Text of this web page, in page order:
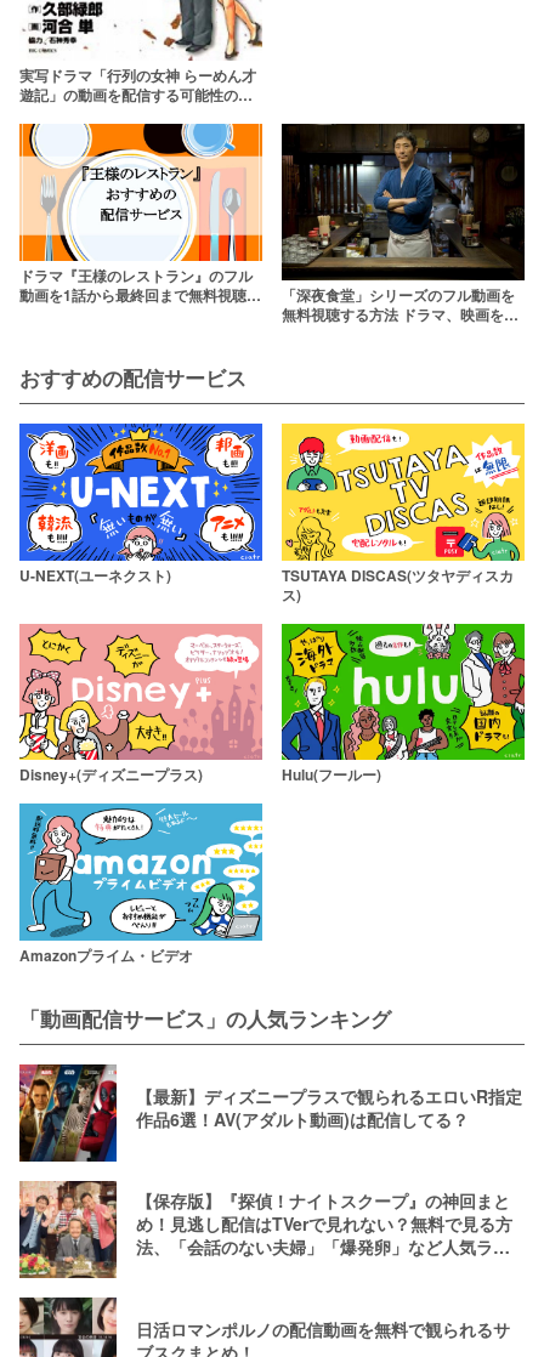
実写ドラマ「行列の女神 らーめん才
遊記」の動画を配信する可能性の高
の見逃し配信】
ドラマ『王様のレストラン』のフル
動画を1話から最終回まで無料視聴で
「深夜食堂」シリーズのフル動画を
無料視聴する方法 ドラマ、映画を
おすすめの配信サービス
U-NEXT(ユーネクスト)
TSUTAYA DISCAS(ツタヤディスカ
ス)
Disney+(ディズニープラス) Hulu(フールー)
Amazonプライム・ビデオ
「動画配信サービス」の人気ランキング
【最新】ディズニープラスで観られるエロいR指定
作品6選！AV(アダルト動画)は配信してる？
【保存版】『探偵！ナイトスクープ』の神回まと
め！見逃し配信はTVerで見れない？無料で見る方
法、「会話のない夫婦」「爆発卵」など人気ラン
日活ロマンポルノの配信動画を無料で観られるサ
ブスクまとめ！